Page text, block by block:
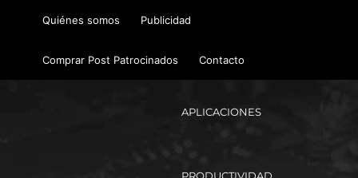
Quiénes somos Publicidad
Comprar Post Patrocinados Contacto
APLICACIONES